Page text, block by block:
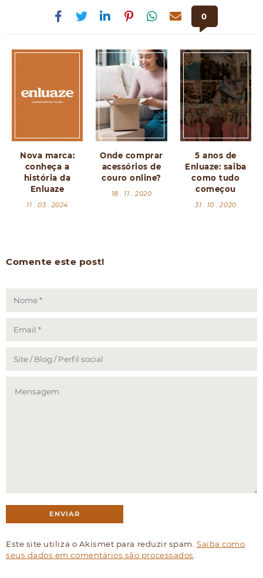
0
Nova marca:
conheça a
história da
Enluaze
11 . 03 . 2024
Onde comprar
acessórios de
couro online?
18 . 11 . 2020
5 anos de
Enluaze: saiba
como tudo
começou
31 . 10 . 2020
Comente este post!
Este site utiliza o Akismet para reduzir spam.Saiba como
seus dados em comentários são processados